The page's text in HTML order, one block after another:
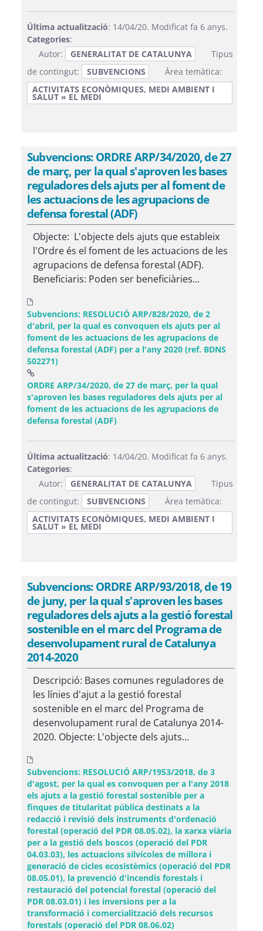
Última actualització: 14/04/20. Modificat fa 6 anys.
Categories:
Autor:
GENERALITAT DE CATALUNYA
Tipus
de contingut:
SUBVENCIONS
Àrea temàtica:
ACTIVITATS ECONÒMIQUES, MEDI AMBIENT I
SALUT » EL MEDI
Subvencions: ORDRE ARP/34/2020, de 27
de març, per la qual s'aproven les bases
reguladores dels ajuts per al foment de
les actuacions de les agrupacions de
defensa forestal (ADF)
Objecte: L'objecte dels ajuts que estableix
l'Ordre és el foment de les actuacions de les
agrupacions de defensa forestal (ADF).
Beneficiaris: Poden ser beneficiàries...
Subvencions: RESOLUCIÓ ARP/828/2020, de 2
d'abril, per la qual es convoquen els ajuts per al
foment de les actuacions de les agrupacions de
defensa forestal (ADF) per a l'any 2020 (ref. BDNS
502271)
ORDRE ARP/34/2020, de 27 de març, per la qual
s'aproven les bases reguladores dels ajuts per al
foment de les actuacions de les agrupacions de
defensa forestal (ADF)(Obre una finestra nova)
Última actualització: 14/04/20. Modificat fa 6 anys.
Categories:
Autor:
GENERALITAT DE CATALUNYA
Tipus
de contingut:
SUBVENCIONS
Àrea temàtica:
ACTIVITATS ECONÒMIQUES, MEDI AMBIENT I
SALUT » EL MEDI
Subvencions: ORDRE ARP/93/2018, de 19
de juny, per la qual s'aproven les bases
reguladores dels ajuts a la gestió forestal
sostenible en el marc del Programa de
desenvolupament rural de Catalunya
2014-2020
Descripció: Bases comunes reguladores de
les línies d'ajut a la gestió forestal
sostenible en el marc del Programa de
desenvolupament rural de Catalunya 2014-
2020. Objecte: L'objecte dels ajuts...
Subvencions: RESOLUCIÓ ARP/1953/2018, de 3
d'agost, per la qual es convoquen per a l'any 2018
els ajuts a la gestió forestal sostenible per a
finques de titularitat pública destinats a la
redacció i revisió dels instruments d'ordenació
forestal (operació del PDR 08.05.02), la xarxa viària
per a la gestió dels boscos (operació del PDR
04.03.03), les actuacions silvícoles de millora i
generació de cicles ecosistèmics (operació del PDR
08.05.01), la prevenció d'incendis forestals i
restauració del potencial forestal (operació del
PDR 08.03.01) i les inversions per a la
transformació i comercialització dels recursos
forestals (operació del PDR 08.06.02)